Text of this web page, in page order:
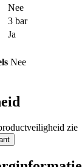
Nee
3 bar
Ja
Nee
zie